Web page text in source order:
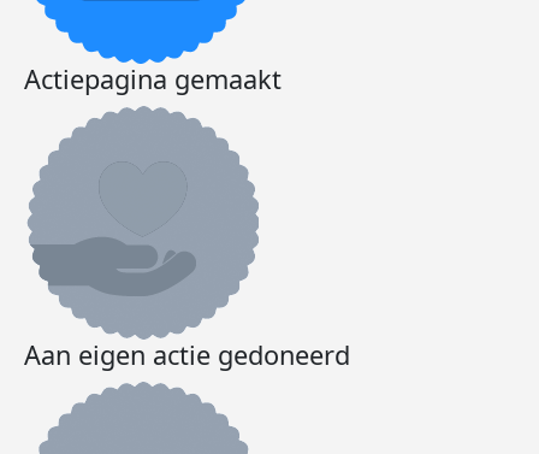
Actiepagina gemaakt
Aan eigen actie gedoneerd